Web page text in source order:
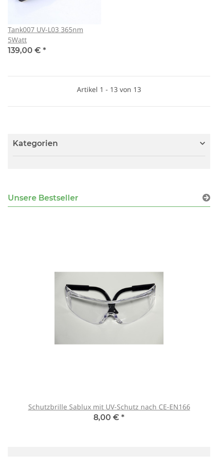
Tank007 UV-L03 365nm
5Watt
139,00 € *
Artikel 1 - 13 von 13
Kategorien
Unsere Bestseller
Schutzbrille Sablux mit UV-Schutz nach CE-EN166
8,00 € *